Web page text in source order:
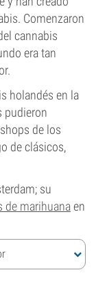
Comenzaron
cannabis
era tan
holandés en la
pudieron
de los
de clásicos,
su
de marihuanaen